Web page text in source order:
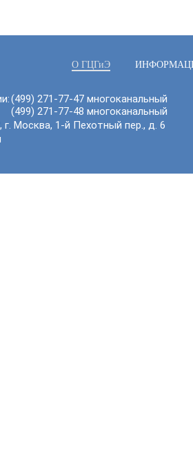
О ГЦГиЭ
(499) 271-77-47 многоканальный
(499) 271-77-48 многоканальный
Москва, 1-й Пехотный пер., д. 6